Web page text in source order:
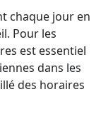
chaque jour en
Pour les
est essentiel
dans les
des horaires